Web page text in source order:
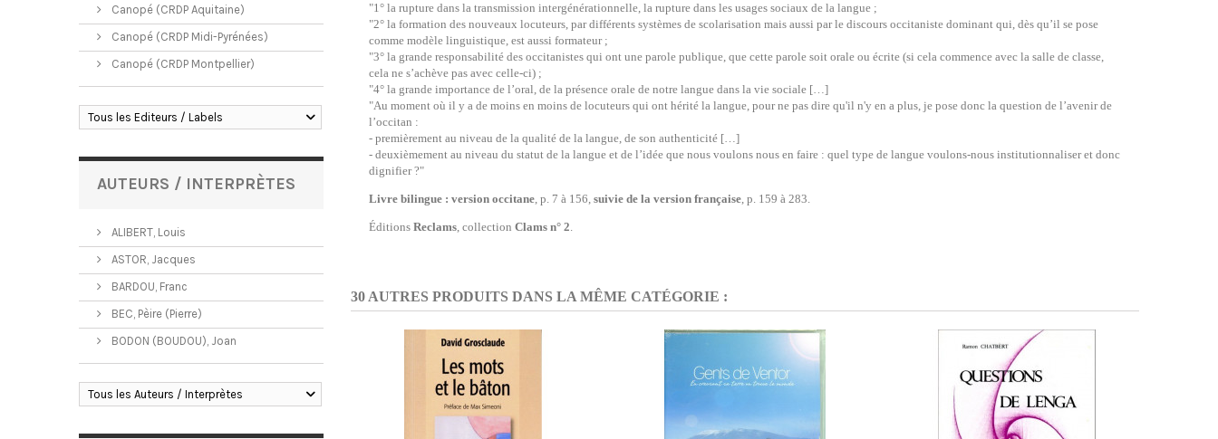
Canopé (CRDP Aquitaine)
Canopé (CRDP Midi-Pyrénées)
Canopé (CRDP Montpellier)
Tous les Editeurs / Labels
AUTEURS / INTERPRÈTES
ALIBERT, Louis
ASTOR, Jacques
BARDOU, Franc
BEC, Pèire (Pierre)
BODON (BOUDOU), Joan
Tous les Auteurs / Interprètes
"1° la rupture dans la transmission intergénérationnelle, la rupture dans les usages sociaux de la langue ;
"2° la formation des nouveaux locuteurs, par différents systèmes de scolarisation mais aussi par le discours occitaniste dominant qui, dès qu’il se pose
comme modèle linguistique, est aussi formateur ;
"3° la grande responsabilité des occitanistes qui ont une parole publique, que cette parole soit orale ou écrite (si cela commence avec la salle de classe,
cela ne s’achève pas avec celle-ci) ;
"4° la grande importance de l’oral, de la présence orale de notre langue dans la vie sociale […]
"Au moment où il y a de moins en moins de locuteurs qui ont hérité la langue, pour ne pas dire qu'il n'y en a plus, je pose donc la question de l’avenir de
l’occitan :
- premièrement au niveau de la qualité de la langue, de son authenticité […]
- deuxièmement au niveau du statut de la langue et de l’idée que nous voulons nous en faire : quel type de langue voulons-nous institutionnaliser et donc
dignifier ?"
Livre bilingue : version occitane, p. 7 à 156, suivie de la version française, p. 159 à 283.
Éditions Reclams, collection Clams n° 2.
30 AUTRES PRODUITS DANS LA MÊME CATÉGORIE :